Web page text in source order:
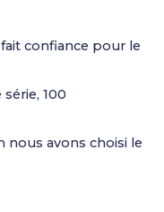
confiance pour le
100
nous avons choisi le